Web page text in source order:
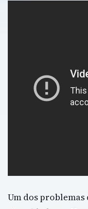
Um dos